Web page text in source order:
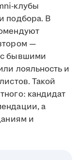
клубы
подбора. В
—
с бывшими
лояльность и
Такой
кандидат
а
и